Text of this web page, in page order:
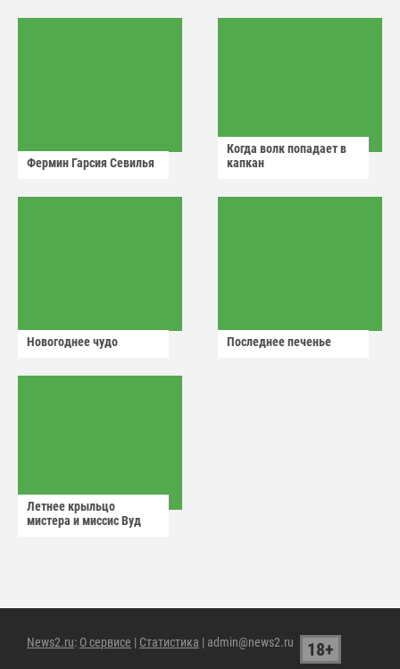
Фермин Гарсия Севилья
Когда волк попадает в
капкан
Новогоднее чудо Последнее печенье
Летнее крыльцо
мистера и миссис Вуд
News2.ru: О сервисе | Статистика | admin@news2.ru 18+